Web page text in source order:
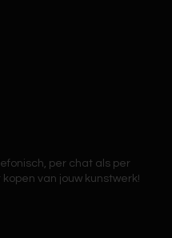
per chat als per
van jouw kunstwerk!